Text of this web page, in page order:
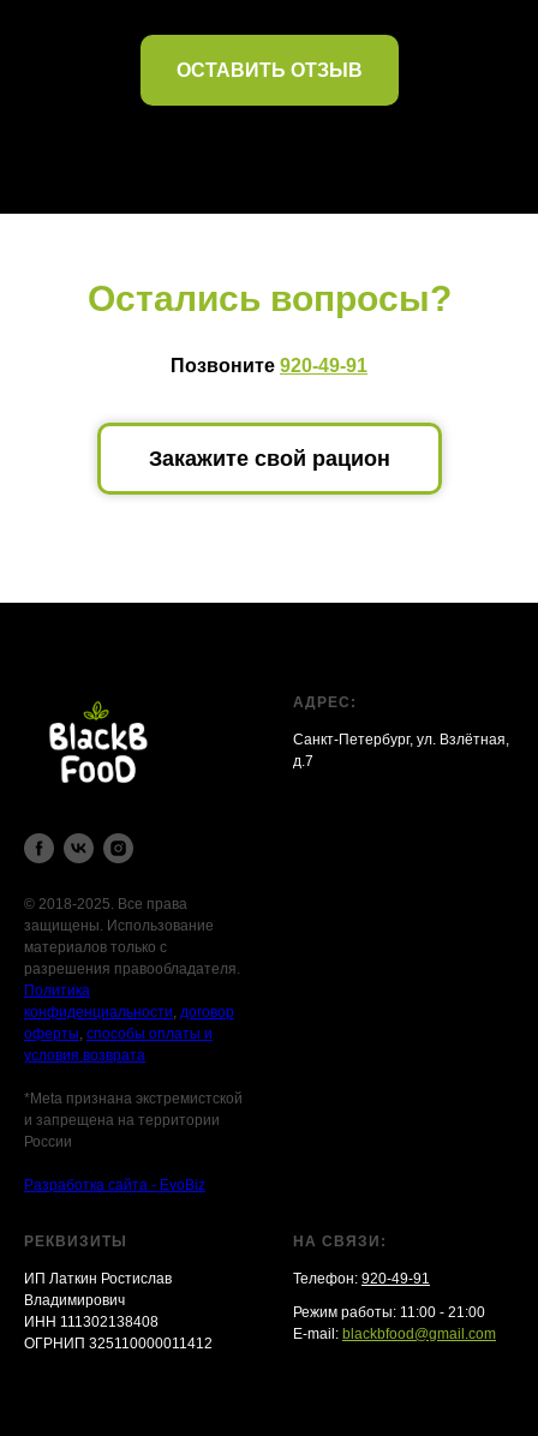
ОСТАВИТЬ ОТЗЫВ
Остались вопросы?
Позвоните 920-49-91
Закажите свой рацион
© 2018-2025. Все права
защищены. Использование
материалов только с
разрешения правообладателя.
Политика
конфиденциальности, договор
оферты, способы оплаты и
условия возврата
*Meta признана экстремистской
и запрещена на территории
России
Разработка сайта - EvoBiz
АДРЕС:
Санкт-Петербург, ул. Взлётная,
д.7
РЕКВИЗИТЫ
ИП Латкин Ростислав
Владимирович
ИНН 111302138408
ОГРНИП 325110000011412
НА СВЯЗИ:
Телефон: 920-49-91
Режим работы: 11:00 - 21:00
E-mail: blackbfood@gmail.com